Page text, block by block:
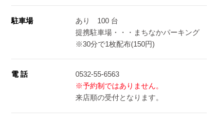
駐車場
あり 100 台
提携駐車場・・・まちなかパーキング
※30分で1枚配布(150円)
電 話
0532-55-6563
※予約制ではありません。
来店順の受付となります。